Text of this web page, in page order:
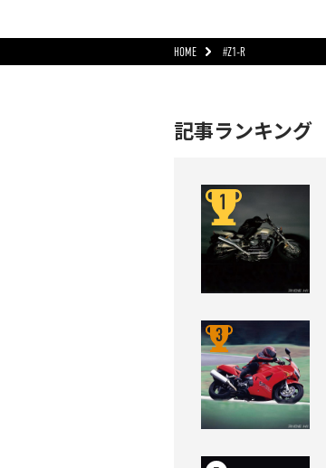
HOME #Z1-R
記事ランキング